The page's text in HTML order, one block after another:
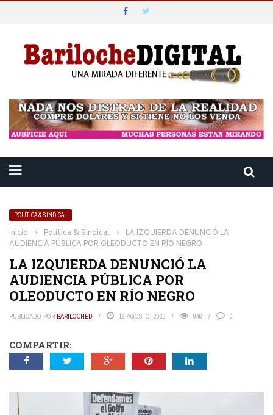
POLÍTICA & SINDICAL
Inicio › Política & Sindical › LA IZQUIERDA DENUNCIÓ LA
AUDIENCIA PÚBLICA POR OLEODUCTO EN RÍO NEGRO
LA IZQUIERDA DENUNCIÓ LA
AUDIENCIA PÚBLICA POR
OLEODUCTO EN RÍO NEGRO
PUBLICADO POR BARILOCHED 19 AGOSTO, 2023 846 0
COMPARTIR: